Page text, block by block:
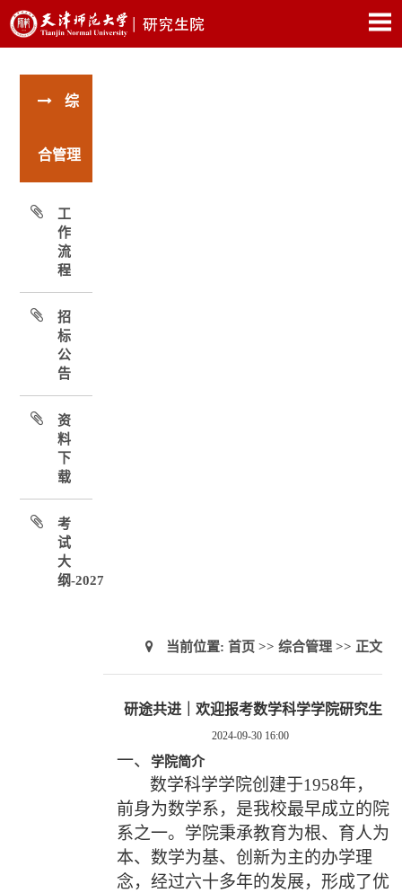
综
合管理
工
作
流
程
招
标
公
告
资
料
下
载
考
试
大
纲-2027
当前位置: 首页 >> 综合管理>> 正文
研途共进｜欢迎报考数学科学学院研究生
2024-09-30 16:00
一、 学院简介
数学科学学院创建于1958年，
前身为数学系，是我校最早成立的院
系之一。学院秉承教育为根、育人为
本、数学为基、创新为主的办学理
念，经过六十多年的发展，形成了优